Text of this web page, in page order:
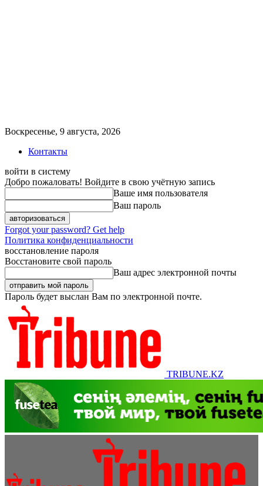
Воскресенье, 9 августа, 2026
Контакты
войти в систему
Добро пожаловать! Войдите в свою учётную запись
Ваше имя пользователя
Ваш пароль
Forgot your password? Get help
Политика конфиденциальности
восстановление пароля
Восстановите свой пароль
Ваш адрес электронной почты
Пароль будет выслан Вам по электронной почте.
TRIBUNE.KZ